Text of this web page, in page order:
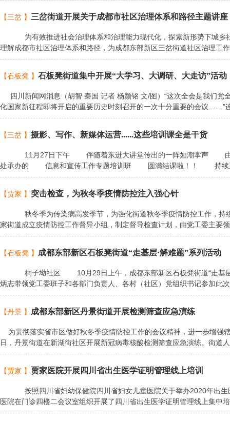
【三岔 】 三岔街道开展关于成都市社区治理体系和路径主题讲座
为有效推进社会治理体系和治理能力现代化，探索新形势下城乡社
理解成都市社区治理体系和路径，为成都东部新区三岔街道社区治理
【石板凳 】 石板凳街道集中开展“大学习、大调研、大走访”活动
四川新闻网消息（胡智 秦国 记者 杨颜铭 文/图）“这次全会是我们党
化国家新征程即将开启的重要历史时刻召开的一次十分重要的会议……”
【三岔 】 摄影、写作、新媒体运营......这些培训课全是干货
11月27日下午 伴随着东进大讲堂传出的一阵如潮掌声 由
处承办的 信息和宣传工作专题培训班 圆满结课啦！！ 持
【贾家 】 突击检查，为秋冬季疫情防控注入强心针
秋冬季为传染病高发季节，为强化街道秋冬季疫情防控工作，持续
家街道成立疫情防控工作督导小组，制定督导检查计划，由党工委主要
【石板凳 】 成都东部新区石板凳街道“走基层·解难题”系列活动
桐子坳社区 10月29日上午，成都东部新区石板凳街道“走基层·
炳志带领党工委班子和各部门负责人、各村（社区）党组织书记参加
【丹景 】 成都东部新区丹景街道开展检测筛查应急演练
为贯彻落实省市区做好秋冬季疫情防控工作的会议精神，进一步增强
日，丹景街道在新湖街社区开展新冠病毒核酸检测筛查应急演练。街道
【贾家 】 贾家医院开展四川省出生医学证明管理线上培训
按照四川省妇幼保健院四川省妇女儿童医院关于举办2020年出生
医院在门诊四楼二会议室组织开展了四川省出生医学证明管理线上集中